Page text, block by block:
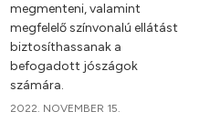
megmenteni, valamint
megfelelő színvonalú ellátást
biztosíthassanak a
befogadott jószágok
számára.
2022. NOVEMBER 15.